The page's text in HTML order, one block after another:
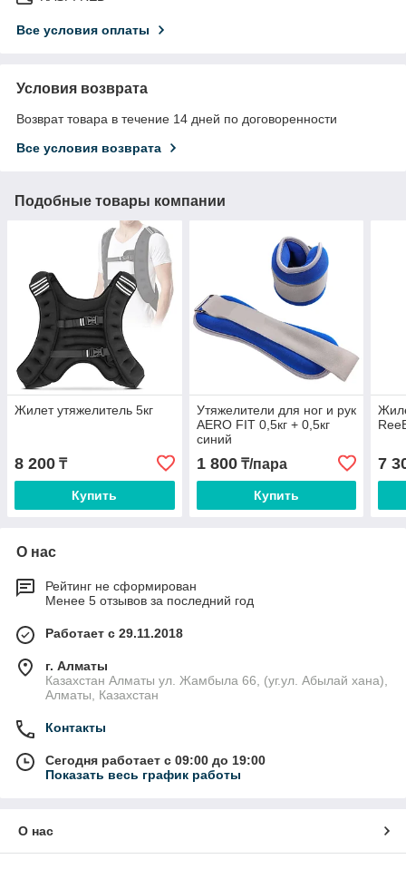
Все условия оплаты
Условия возврата
Возврат товара в течение 14 дней по договоренности
Все условия возврата
Подобные товары компании
Жилет утяжелитель 5кг
8 200 ₸
Купить
Утяжелители для ног и рук
AERO FIT 0,5кг + 0,5кг
синий
1 800₸/пара
Купить
7
О нас
Рейтинг не сформирован
Менее 5 отзывов за последний год
Работает с 29.11.2018
г. Алматы
Казахстан Алматы ул. Жамбыла 66, (уг.ул. Абылай хана),
Алматы, Казахстан
Контакты
Сегодня работает с 09:00 до 19:00
Показать весь график работы
О нас